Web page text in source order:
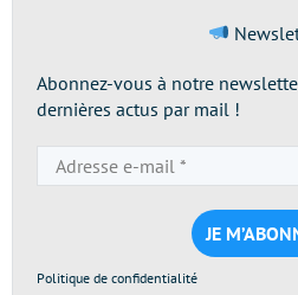
Abonnez-vous à notre
dernières actus par mail !
e-
mail
*
Politique de confidentialité